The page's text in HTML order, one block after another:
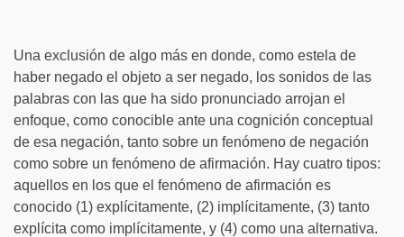
Una exclusión de algo más en donde, como estela de
haber negado el objeto a ser negado, los sonidos de las
palabras con las que ha sido pronunciado arrojan el
enfoque, como conocible ante una cognición conceptual
de esa negación, tanto sobre un fenómeno de negación
como sobre un fenómeno de afirmación. Hay cuatro tipos:
aquellos en los que el fenómeno de afirmación es
conocido (1) explícitamente, (2) implícitamente, (3) tanto
explícita como implícitamente, y (4) como una alternativa.